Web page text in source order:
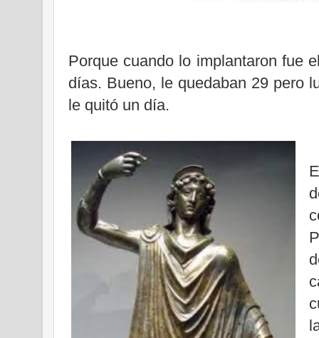
Porque cuando lo implantaron fue
días. Bueno, le quedaban 29 pero
le quitó un día.